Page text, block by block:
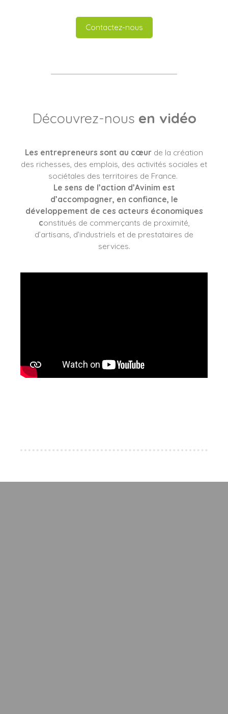
Contactez-nous
Découvrez-nous en vidéo
Les entrepreneurs sont au cœur de la création
des richesses, des emplois, des activités sociales et
sociétales des territoires de France.
Le sens de l’action d’Avinim est
d’accompagner, en confiance, le
développement de ces acteurs économiques
constitués de commerçants de proximité,
d’artisans, d’industriels et de prestataires de
services.